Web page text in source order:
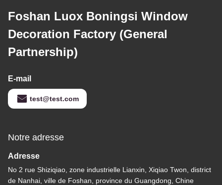
Foshan Luox Boningsi Window
Decoration Factory (General
Partnership)
E-mail
test@test.com
Notre adresse
Adresse
No 2 rue Shiziqiao, zone industrielle Lianxin, Xiqiao Twon, district
de Nanhai, ville de Foshan, province du Guangdong, Chine